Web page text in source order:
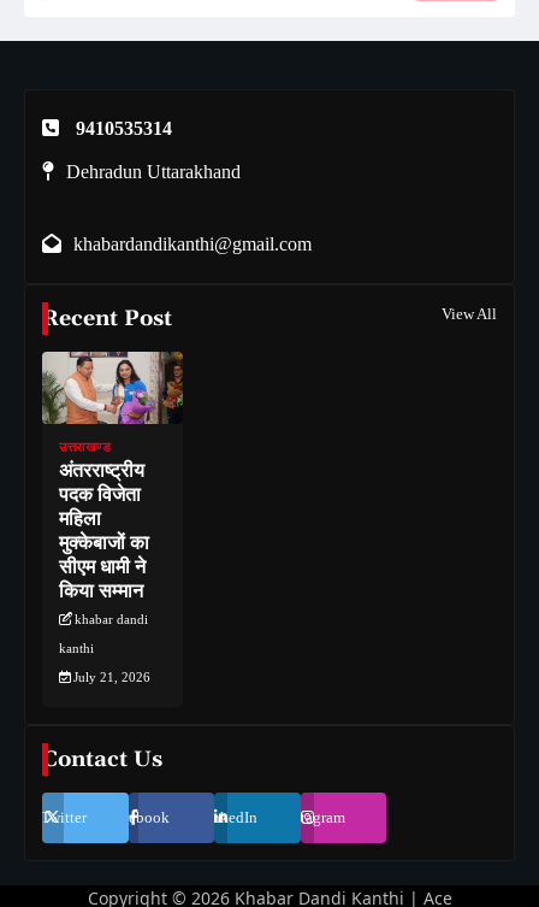
9410535314
Dehradun Uttarakhand
khabardandikanthi@gmail.com
Recent Post View All
उत्तराखण्ड
अंतरराष्ट्रीय
पदक विजेता
महिला
मुक्केबाजों का
सीएम धामी ने
किया सम्मान
khabar dandi
kanthi
July 21, 2026
Contact Us
Twitter Facebook LinkedIn Instagram
Copyright © 2026 Khabar Dandi Kanthi | Ace